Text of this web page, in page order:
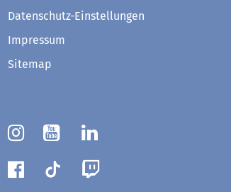
Datenschutz-Einstellungen
Impressum
Sitemap